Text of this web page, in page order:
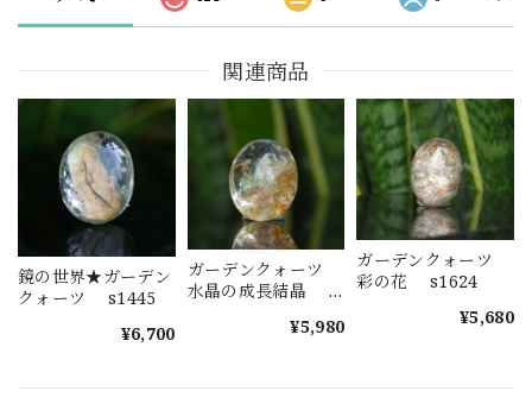
関連商品
鏡の世界★ガーデン
クォーツ s1445
¥6,700
ガーデンクォーツ
水晶の成長結晶
¥5,980
ガーデンクォーツ
彩の花 s1624
¥5,680